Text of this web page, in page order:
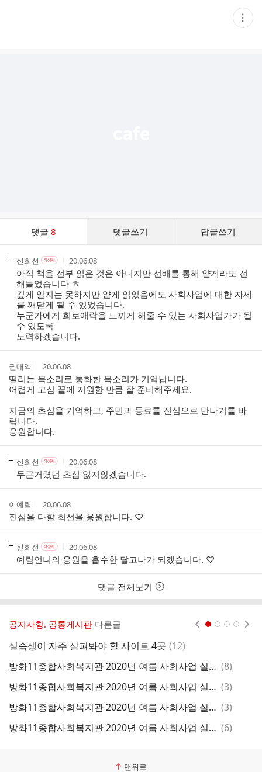
현
재
댓글 8 댓글쓰기 답글쓰기
작
성
자
신희선 작
성
자
본
인
여
부
작
성
자
작
성
시
간
20.06.08
아직 책을 전부 읽은 것은 아니지만 선배를 통해 얕게라도 전
해들었습니다 ㅎ
깊게 알지는 못하지만 얕게 읽었음에도 사회사업에 대한 자세
를 깨닫게 될 수 있었습니다.
누군가에게 희로애락을 느끼게 해줄 수 있는 사회사업가가 될
수 있도록
노력하겠습니다.
작
성
자
권대익
작
성
시
간
20.06.08
떨리는 목소리로 통화한 목소리가 기억납니다.
어렵게 고심 끝에 지원한 만큼 잘 준비해주세요.
지금의 초심을 기억하고, 주민과 동료를 진심으로 만나기를 바
랍니다.
응원합니다.
작
성
자
신희선 작
성
자
본
여
부
작
성
자
작
성
시
간
20.06.08
두근거렸던 초심 잃지않겠습니다.
작
성
자
이예림
작
성
시
간
20.06.08
진심을 다할 희선을 응원합니다. ♡
작
성
자
신희선 작
성
자
본
작
성
자
작
성
시
간
20.06.08
예림언니의 응원을 흡수한 달고나가 되겠습니다. ♡
댓글 전체보기
공지사항. 공통게시판 다른글
실습생이 자주 살펴봐야 할 사이트 4곳 댓
(12)
방화11종합사회복지관 2020년 여름 사회사업 실무 학교 (실습) 모집 지원사_신희선 댓
글
(8)
방화11종합사회복지관 2020년 여름 사회사업 실무 학교 (실습) 모집 지원사_양정아 댓
(3)
방화11종합사회복지관 2020년 여름 사회사업 실무 학교(실습)모집 지원사_김호재 댓
(3)
방화11종합사회복지관 2020년 여름 사회사업 실무 학교(실습)모집 지원사_조현승 댓
(6)
맨위로